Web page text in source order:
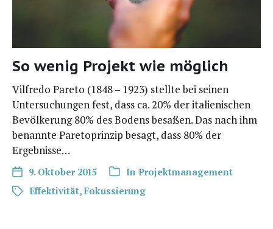
So wenig Projekt wie möglich
Vilfre­do Pare­to (1848 – 1923) stell­te bei sei­nen
Unter­su­chun­gen fest, dass ca. 20% der ita­lie­ni­schen
Bevöl­ke­rung 80% des Bodens besa­ßen. Das nach ihm
benann­te Pare­to­prin­zip besagt, dass 80% der
Ergebnisse…
9. Oktober 2015 In Projektmanagement
Effektivität, Fokussierung